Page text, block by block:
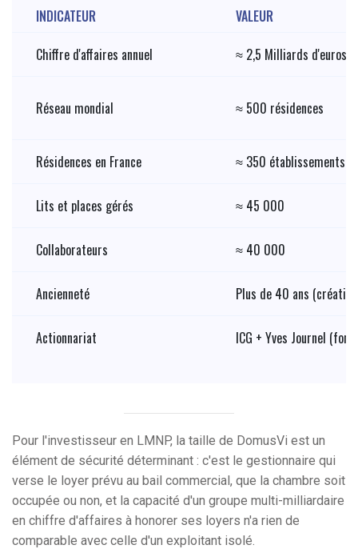
INDICATEUR
VALEUR
Chiffre d'affaires annuel
≈ 2,5 Milliards d'euros
Réseau mondial ≈ 500 résidences
Résidences en France ≈ 350 établissements
Lits et places gérés ≈ 45 000
Collaborateurs ≈ 40 000
Ancienneté Plus de 40 ans
Actionnariat ICG + Yves Journel
Pour l'investisseur en LMNP, la taille de DomusVi est un
élément de sécurité déterminant : c'est le gestionnaire qui
verse le loyer prévu au bail commercial, que la chambre soit
occupée ou non, et la capacité d'un groupe multi-milliardaire
en chiffre d'affaires à honorer ses loyers n'a rien de
comparable avec celle d'un exploitant isolé.